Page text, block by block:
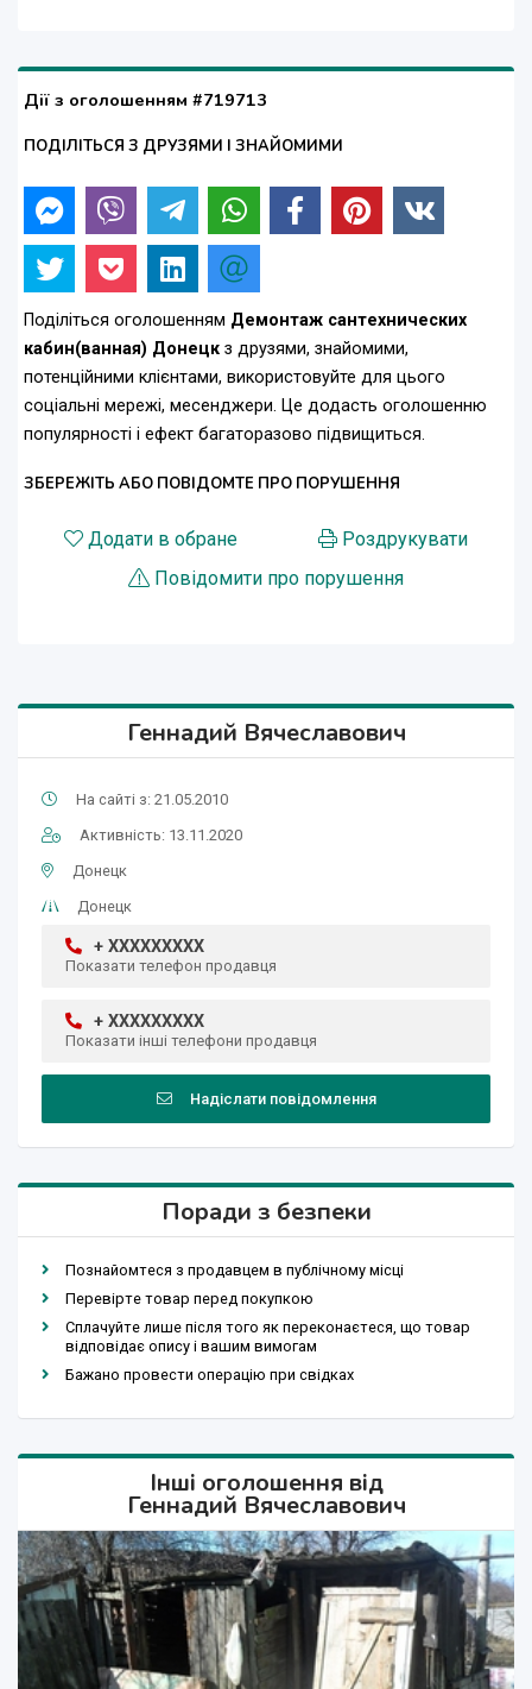
Дії з оголошенням #719713
ПОДІЛІТЬСЯ З ДРУЗЯМИ І ЗНАЙОМИМИ
Поділіться оголошенням Демонтаж сантехнических
кабин(ванная) Донецк з друзями, знайомими,
потенційними клієнтами, використовуйте для цього
соціальні мережі, месенджери. Це додасть оголошенню
популярності і ефект багаторазово підвищиться.
ЗБЕРЕЖІТЬ АБО ПОВІДОМТЕ ПРО ПОРУШЕННЯ
Додати в обране
Роздрукувати
Повідомити про порушення
Геннадий Вячеславович
На сайті з: 21.05.2010
Активність: 13.11.2020
Донецк
Донецк
+ XXXXXXXXX
Показати телефон продавця
+ XXXXXXXXX
Показати інші телефони продавця
Надіслати повідомлення
Поради з безпеки
Познайомтеся з продавцем в публічному місці
Перевірте товар перед покупкою
Сплачуйте лише після того як переконаєтеся, що товар
відповідає опису і вашим вимогам
Бажано провести операцію при свідках
Інші оголошення від
Геннадий Вячеславович